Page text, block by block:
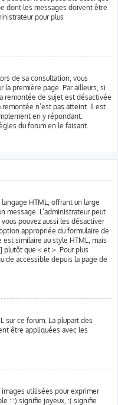
dont les messages doivent être
pour plus
de sa consultation, vous
la première page. Par ailleurs, si
remontée de sujet est désactivée
n’est pas atteint. Il est
en y répondant.
du forum en le faisant.
HTML, offrant un large
message. L’administrateur peut
pouvez aussi les désactiver
appropriée du formulaire de
similaire au style HTML, mais
que < et >. Pour plus
accessible depuis la page de
sur ce forum. La plupart des
être appliquées avec les
utilisées pour exprimer
: :) signifie joyeux, :( signifie